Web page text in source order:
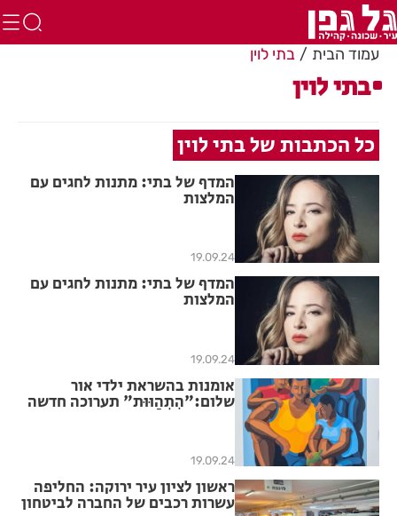
עמוד הבית בתי לוין
בתי לוין
כל הכתבות של בתי לוין
המדף של בתי: מתנות לחגים עם
המלצות
19.09.24
המדף של בתי: מתנות לחגים עם
המלצות
19.09.24
אומנות בהשראת ילדי אור
שלום:"הִתְהַוּוּת" תערוכה חדשה
בראשון לציון
19.09.24
ראשון לציון עיר ירוקה: החליפה
עשרות רכבים של החברה לביטחון